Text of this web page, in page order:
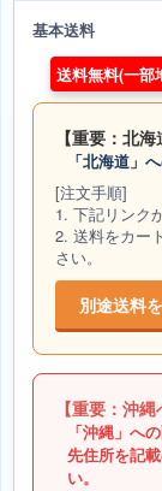
基本送料
送料無料(一部
【重要：北
「北海道」
[注文手順]
1. 下記リンク
2. 送料をカー
さい。
別途送料
【重要：沖縄
「沖縄」へ
先住所を記載
い。